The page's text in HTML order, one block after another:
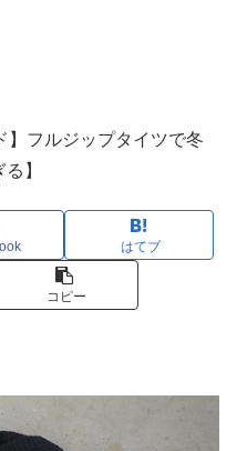
】フルジップタイツで冬
】
はてブ
コピー